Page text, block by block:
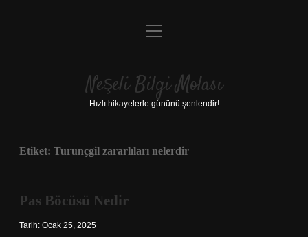
Anasayfa
Yasal Uyarı
menüyü
Neşeli Bilgi Molası
Hızlı hikayelerle gününü şenlendir!
Etiket: Turunçgil zararlıları nelerdir
Pas Böcüsü Nedir
Tarih: Ocak 25, 2025